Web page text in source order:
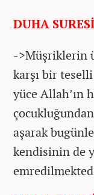
DUHA
->Müşriklerin
karşı bir
yüce Allah’ın
aşarak
kendisinin de